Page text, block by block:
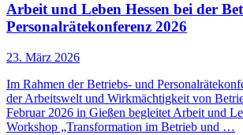
Arbeit und Leben Hessen bei der
Personalrätekonferenz 2026
23. März 2026
Im Rahmen der Betriebs- und
der Arbeitswelt und Wirkmächtigkeit von
Februar 2026 in Gießen begleitet Arbeit und
Workshop „Transformation im Betrieb und …